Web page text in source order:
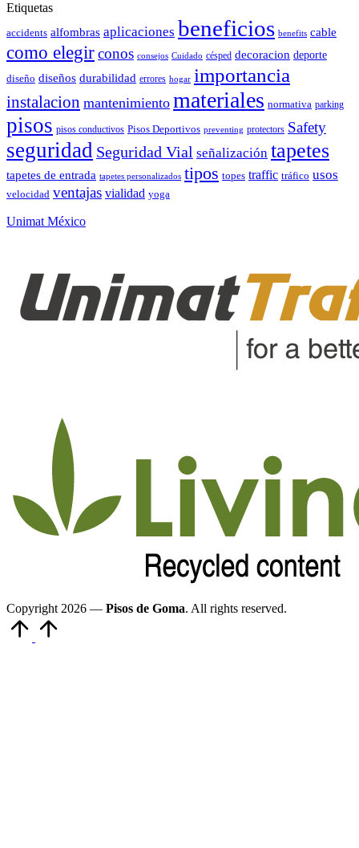
Etiquetas
accidents alfombras aplicaciones beneficios benefits cable
como elegirconos consejos Cuidado césped decoracion deporte
diseño diseños durabilidad errores hogar importancia
instalacion mantenimiento materiales normativa parking
pisos pisos conductivos Pisos Deportivos preventing protectors Safety
seguridad Seguridad Vial señalización tapetes
tapetes de entrada tapetes personalizados tipos topes traffic tráfico usos
velocidad ventajas vialidad yoga
Unimat México
Copyright 2026 — Pisos de Goma. All rights reserved.